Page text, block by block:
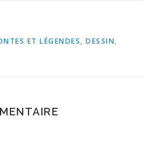
ET LÉGENDES, DESSIN,